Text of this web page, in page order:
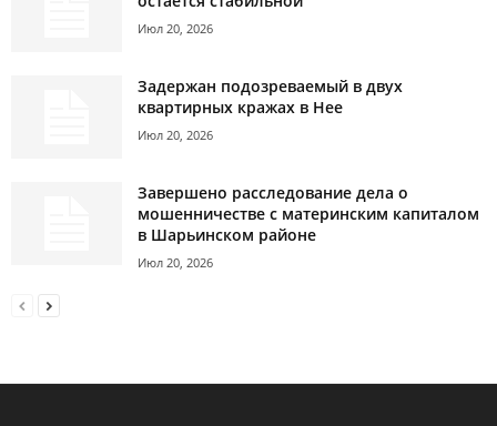
Июл 20, 2026
Задержан подозреваемый в двух
квартирных кражах в Нее
Июл 20, 2026
Завершено расследование дела о
мошенничестве с материнским капиталом
в Шарьинском районе
Июл 20, 2026